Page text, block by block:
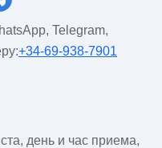
Telegram,
+34-69-938-7901
день и час приема,